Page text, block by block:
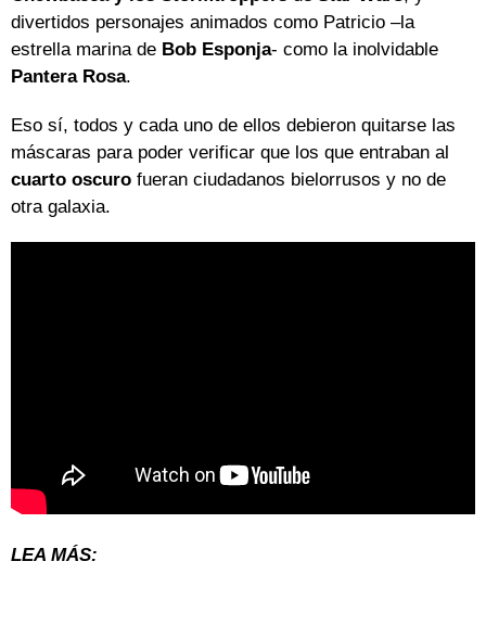
divertidos personajes animados como Patricio –la
estrella marina de Bob Esponja- como la inolvidable
Pantera Rosa.
Eso sí, todos y cada uno de ellos debieron quitarse las
máscaras para poder verificar que los que entraban al
cuarto oscuro fueran ciudadanos bielorrusos y no de
otra galaxia.
LEA MÁS: